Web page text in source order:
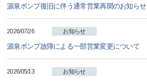
源泉ポンプ復旧に伴う通常営業再開のお知らせ
2026/07/26 お知らせ
源泉ポンプ故障による一部営業変更について
2026/05/13 お知らせ